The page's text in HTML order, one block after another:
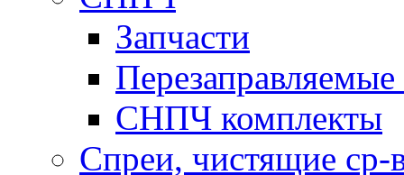
Запчасти
Перезаправляемые
СНПЧ комплекты
Спреи, чистящие ср-